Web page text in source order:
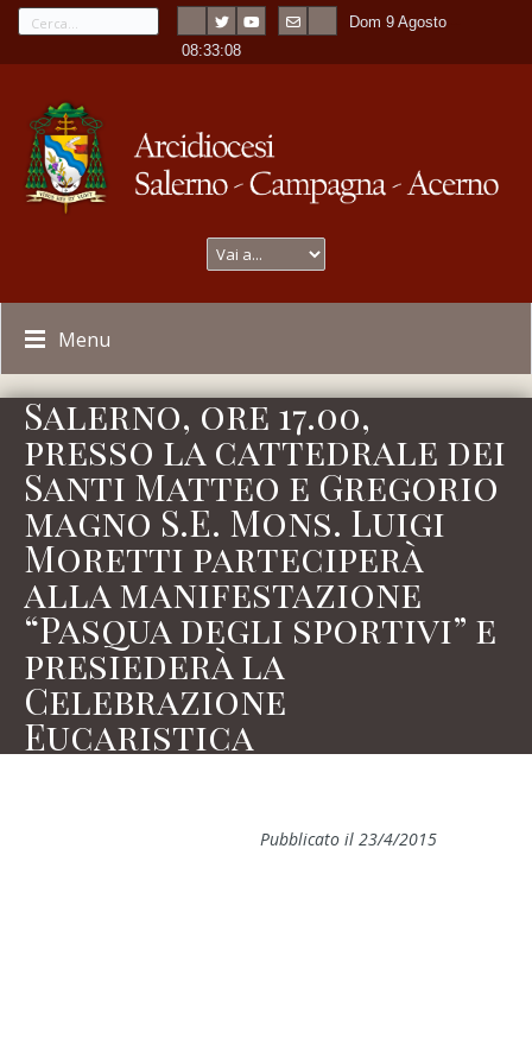
Dom 9 Agosto
-08:33:08
Menu
Salerno, ore 17.00,
presso la cattedrale dei
Santi Matteo e Gregorio
magno S.E. Mons. Luigi
Moretti parteciperà
alla manifestazione
“Pasqua degli sportivi” e
presiederà la
Celebrazione
Eucaristica
Pubblicato il 23/4/2015